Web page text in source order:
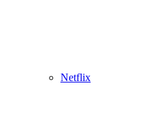
Netflix